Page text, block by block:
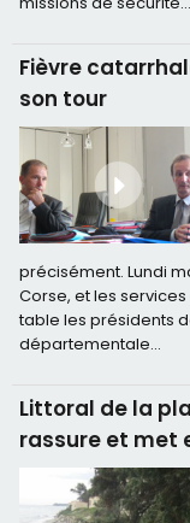
Fièvre
son tour
précisément. Lundi
Corse, et les
table les présidents
départementale...
Littoral de la
rassure et met